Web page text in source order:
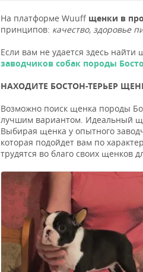
На платформе Wuuff щенки в
принципов: качество, здоровье
Если вам не удается здесь
заводчиков собак породы
НАХОДИТЕ БОСТОН-ТЕРЬЕР
Возможно поиск щенка породы
лучшим вариантом. Идеальный
Выбирая щенка у опытного
которая подойдет вам по
трудятся во благо своих